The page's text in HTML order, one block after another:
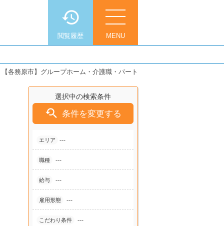
MENU
閲覧履歴
【各務原市】グループホーム・介護職・パート
選択中の検索条件
 条件を変更する
エリア ---
職種 ---
給与 ---
雇用形態 ---
こだわり条件 ---